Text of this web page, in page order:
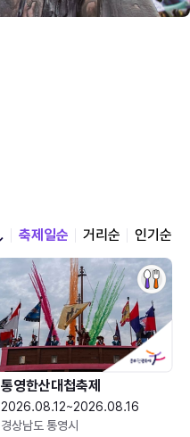
축제일순 거리순 인기순
통영한산대첩축제
2026.08.12~2026.08.16
경상남도 통영시